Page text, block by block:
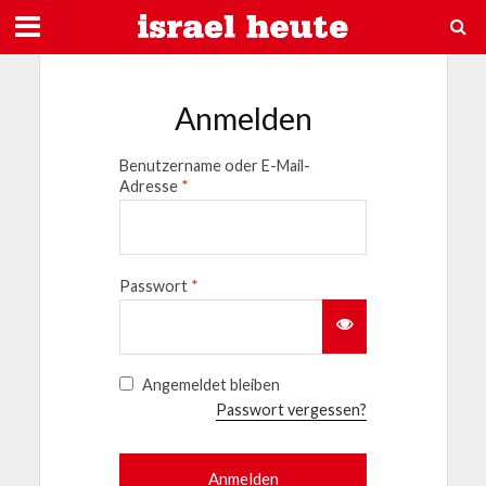
Anmelden
Benutzername oder E-Mail-
Adresse *
Passwort *
Angemeldet bleiben
Passwort vergessen?
Anmelden